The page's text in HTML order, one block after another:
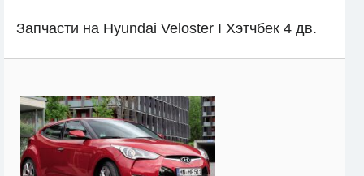
Запчасти на Hyundai Veloster I Хэтчбек 4 дв.